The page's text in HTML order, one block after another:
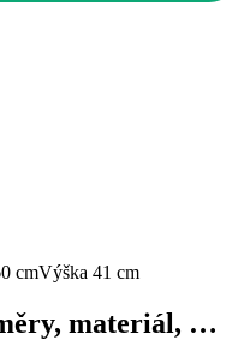
cmVýška 41 cm
materiál, …